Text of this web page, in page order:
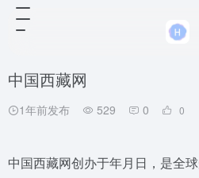
中国西藏网
1年前发布 529 0 0
中国西藏网创办于年月日，是全